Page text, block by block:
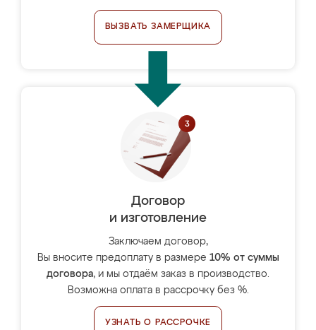
ВЫЗВАТЬ ЗАМЕРЩИКА
Договор
и изготовление
Заключаем договор,
Вы вносите предоплату в размере 10% от суммы
договора, и мы отдаём заказ в производство.
Возможна оплата в рассрочку без %.
УЗНАТЬ О РАССРОЧКЕ